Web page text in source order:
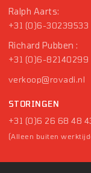
Ralph Aarts:
+31 (0)6-30239533
Richard Pubben :
+31 (0)6-82140299
verkoop@rovadi.nl
STORINGEN
+31 (0)6 26 68 48
(Alleen buiten